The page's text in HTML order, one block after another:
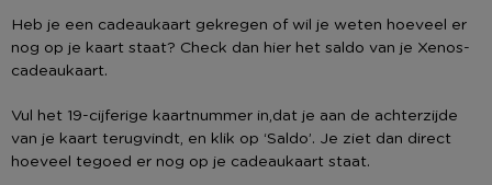
Heb je een cadeaukaart gekregen of wil je weten hoeveel er
nog op je kaart staat? Check dan hier het saldo van je Xenos-
cadeaukaart.
Vul het 19-cijferige kaartnummer in,dat je aan de achterzijde
van je kaart terugvindt, en klik op ‘Saldo’. Je ziet dan direct
hoeveel tegoed er nog op je cadeaukaart staat.